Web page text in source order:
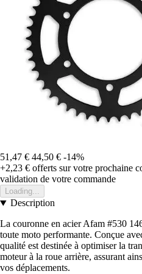
51,47 € 44,50 € -14%
+2,23 € offerts sur votre prochaine
validation de votre commande
Loading...
Description
La couronne en acier Afam #530
toute moto performante. Conçue
qualité est destinée à optimiser la
moteur à la roue arrière, assurant
vos déplacements.